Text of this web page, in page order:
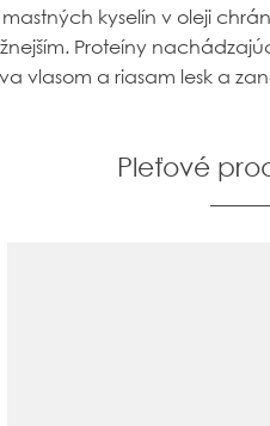
kyselín v oleji
Proteíny
vlasom a riasam lesk a
Pleťové